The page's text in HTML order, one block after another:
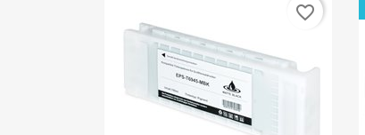
favorite_border